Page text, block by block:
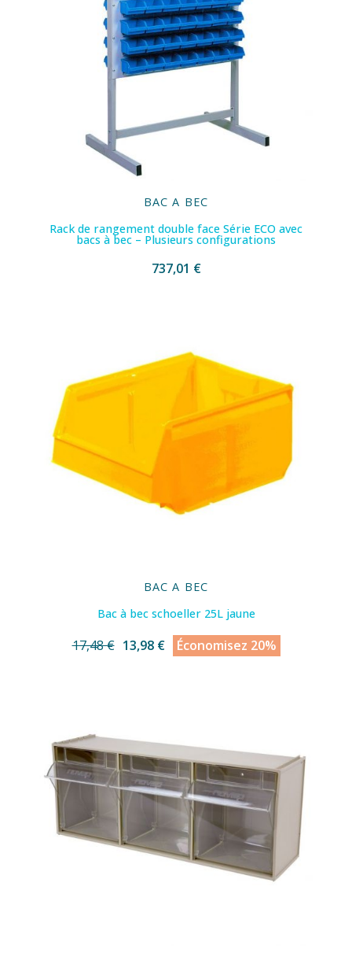
BAC A BEC
Rack de rangement double face Série ECO avec
bacs à bec – Plusieurs configurations
737,01 €
BAC A BEC
Bac à bec schoeller 25L jaune
17,48 € 13,98 € Économisez 20%